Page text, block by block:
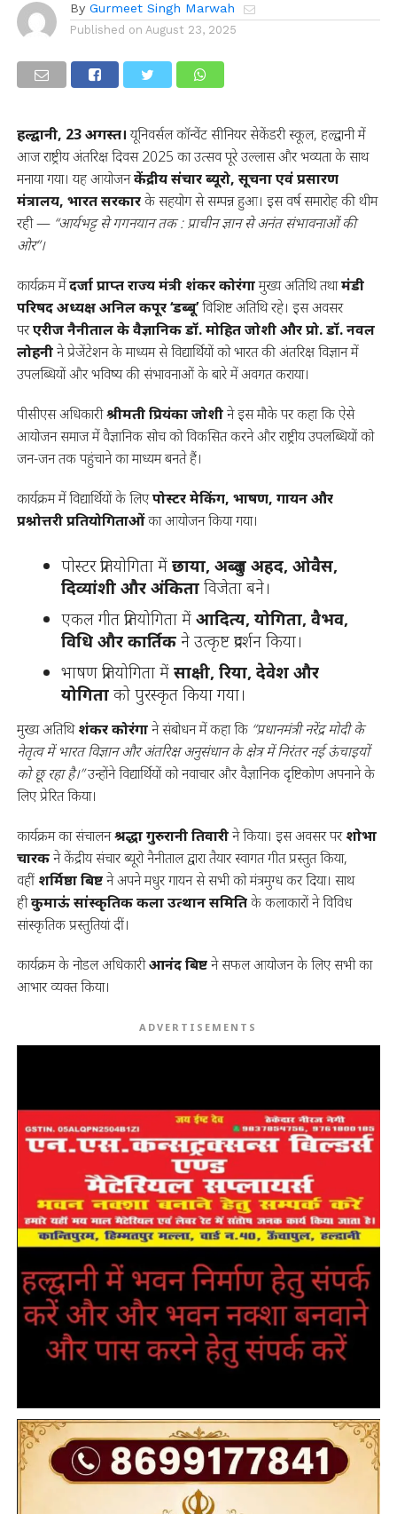
By Gurmeet Singh Marwah
Published on August 23, 2025
हल्द्वानी, 23 अगस्त।यूनिवर्सल कॉन्वेंट सीनियर सेकेंडरी स्कूल, हल्द्वानी में
आज राष्ट्रीय अंतरिक्ष दिवस 2025 का उत्सव पूरे उल्लास और भव्यता के साथ
मनाया गया। यह आयोजनकेंद्रीय संचार ब्यूरो, सूचना एवं प्रसारण
मंत्रालय, भारत सरकारके सहयोग से सम्पन्न हुआ। इस वर्ष समारोह की थीम
रही — “आर्यभट्ट से गगनयान तक : प्राचीन ज्ञान से अनंत संभावनाओं की
ओर”।
कार्यक्रम मेंदर्जा प्राप्त राज्य मंत्री शंकर कोरंगामुख्य अतिथि तथामंडी
परिषद अध्यक्ष अनिल कपूर ‘डब्बू’विशिष्ट अतिथि रहे। इस अवसर
परएरीज नैनीताल के वैज्ञानिक डॉ. मोहित जोशी और प्रो. डॉ. नवल
लोहनीने प्रेजेंटेशन के माध्यम से विद्यार्थियों को भारत की अंतरिक्ष विज्ञान में
उपलब्धियों और भविष्य की संभावनाओं के बारे में अवगत कराया।
पीसीएस अधिकारीश्रीमती प्रियंका जोशीने इस मौके पर कहा कि ऐसे
आयोजन समाज में वैज्ञानिक सोच को विकसित करने और राष्ट्रीय उपलब्धियों को
जन-जन तक पहुंचाने का माध्यम बनते हैं।
कार्यक्रम में विद्यार्थियों के लिएपोस्टर मेकिंग, भाषण, गायन और
प्रश्नोत्तरी प्रतियोगिताओंका आयोजन किया गया।
पोस्टर प्रतियोगिता में छाया, अब्दुल अहद, ओवैस,
दिव्यांशी और अंकिताविजेता बने।
एकल गीत प्रतियोगिता में आदित्य, योगिता, वैभव,
विधि और कार्तिकने उत्कृष्ट प्रदर्शन किया।
भाषण प्रतियोगिता में साक्षी, रिया, देवेश और
योगिताको पुरस्कृत किया गया।
मुख्य अतिथिशंकर कोरंगाने संबोधन में कहा कि “प्रधानमंत्री नरेंद्र मोदी के
नेतृत्व में भारत विज्ञान और अंतरिक्ष अनुसंधान के क्षेत्र में निरंतर नई ऊंचाइयों
को छू रहा है।”उन्होंने विद्यार्थियों को नवाचार और वैज्ञानिक दृष्टिकोण अपनाने के
लिए प्रेरित किया।
कार्यक्रम का संचालनश्रद्धा गुरुरानी तिवारीने किया। इस अवसर परशोभा
चारकने केंद्रीय संचार ब्यूरो नैनीताल द्वारा तैयार स्वागत गीत प्रस्तुत किया,
वहीं शर्मिष्ठा बिष्टने अपने मधुर गायन से सभी को मंत्रमुग्ध कर दिया। साथ
हीकुमाऊं सांस्कृतिक कला उत्थान समितिके कलाकारों ने विविध
सांस्कृतिक प्रस्तुतियां दीं।
कार्यक्रम के नोडल अधिकारीआनंद बिष्टने सफल आयोजन के लिए सभी का
आभार व्यक्त किया।
ADVERTISEMENTS